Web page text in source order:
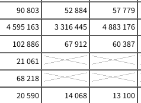
90 803 52 884 57 779
4 595 163 3 316 445 4 883 176
102 886 67 912 60 387
21 061
68 218
20 590 14 068 13 100